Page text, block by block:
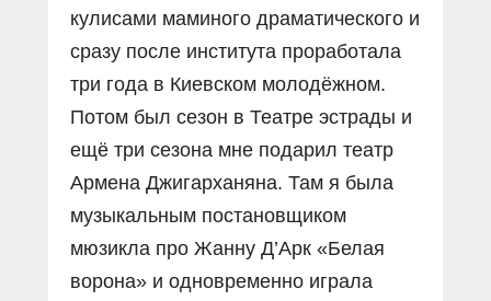
кулисами маминого драматического и
сразу после института проработала
три года в Киевском молодёжном.
Потом был сезон в Театре эстрады и
ещё три сезона мне подарил театр
Армена Джигарханяна. Там я была
музыкальным постановщиком
мюзикла про Жанну Д’Арк «Белая
ворона» и одновременно играла